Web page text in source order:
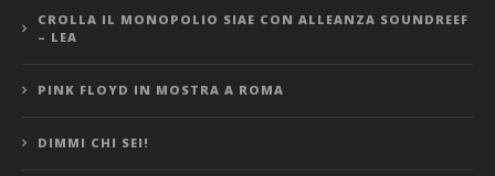
CROLLA IL MONOPOLIO SIAE CON ALLEANZA SOUNDREEF
– LEA
PINK FLOYD IN MOSTRA A ROMA
DIMMI CHI SEI!